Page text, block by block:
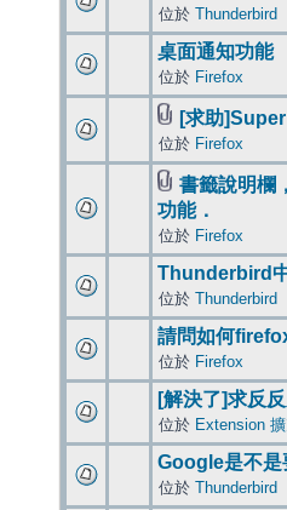
位於 Thunderbird
桌面通知功能
位於 Firefox
[求助
位於 Firefox
書籤說明欄
功能．
位於 Firefox
Thunderbird
位於 Thunderbird
請問如何
位於 Firefox
[解決了]求反
位於 Extension
Google是不
位於 Thunderbird